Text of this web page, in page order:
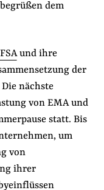
dem
und ihre
der
nächste
von EMA und
statt. Bis
um
von
ihrer